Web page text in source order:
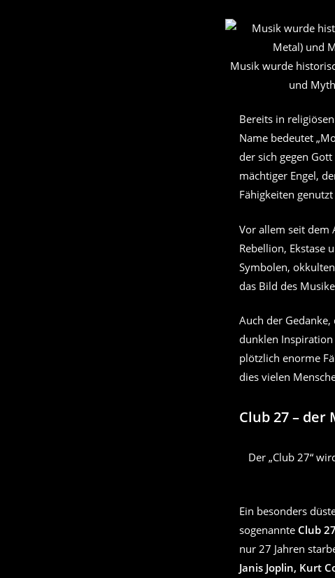
Musik wurde
und
Bereits in
Name bedeutet
der sich gegen
mächtiger Engel,
Fähigkeiten
Vor allem seit dem
Rebellion, Ekstase
Symbolen,
das Bild des
Auch der
dunklen Inspiration
plötzlich enorme
dies vielen
Club 27 –
Der „Club 27“
Ein besonders
sogenannte Club 27
nur 27 Jahren
Janis Joplin, Kurt